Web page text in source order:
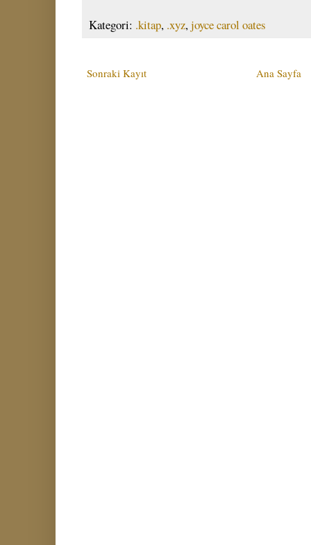
Kategori: .kitap, .xyz,joyce carol oates
Sonraki Kayıt Ana Sayfa